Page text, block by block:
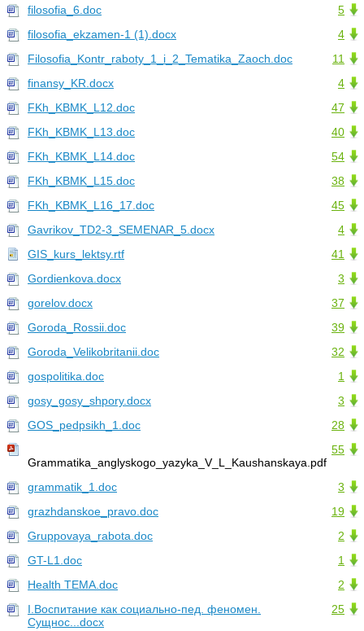
5
filosofia_6.doc
4
filosofia_ekzamen-1 (1).docx
11
Filosofia_Kontr_raboty_1_i_2_Tematika_Zaoch.doc
4
finansy_KR.docx
47
FKh_KBMK_L12.doc
40
FKh_KBMK_L13.doc
54
FKh_KBMK_L14.doc
38
FKh_KBMK_L15.doc
45
FKh_KBMK_L16_17.doc
4
Gavrikov_TD2-3_SEMENAR_5.docx
41
GIS_kurs_lektsy.rtf
3
Gordienkova.docx
37
gorelov.docx
39
Goroda_Rossii.doc
32
Goroda_Velikobritanii.doc
1
gospolitika.doc
3
gosy_gosy_shpory.docx
28
GOS_pedpsikh_1.doc
55
Grammatika_anglyskogo_yazyka_V_L_Kaushanskaya.pdf
3
grammatik_1.doc
19
grazhdanskoe_pravo.doc
2
Gruppovaya_rabota.doc
1
GT-L1.doc
2
Health ТЕМА.doc
25
I.Воспитание как социально-пед. феномен.
Сущнос...docx